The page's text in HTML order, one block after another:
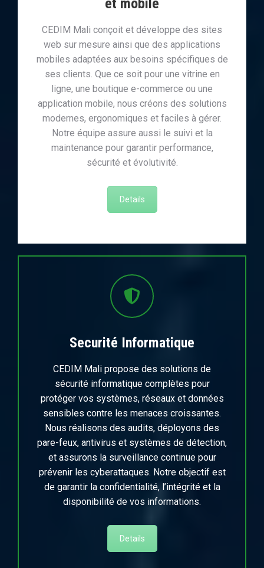
et mobile
CEDIM Mali conçoit et développe des sites
web sur mesure ainsi que des applications
mobiles adaptées aux besoins spécifiques de
ses clients. Que ce soit pour une vitrine en
ligne, une boutique e-commerce ou une
application mobile, nous créons des solutions
modernes, ergonomiques et faciles à gérer.
Notre équipe assure aussi le suivi et la
maintenance pour garantir performance,
sécurité et évolutivité.
Details
Securité Informatique
CEDIM Mali propose des solutions de
sécurité informatique complètes pour
protéger vos systèmes, réseaux et données
sensibles contre les menaces croissantes.
Nous réalisons des audits, déployons des
pare-feux, antivirus et systèmes de détection,
et assurons la surveillance continue pour
prévenir les cyberattaques. Notre objectif est
de garantir la confidentialité, l’intégrité et la
disponibilité de vos informations.
Details